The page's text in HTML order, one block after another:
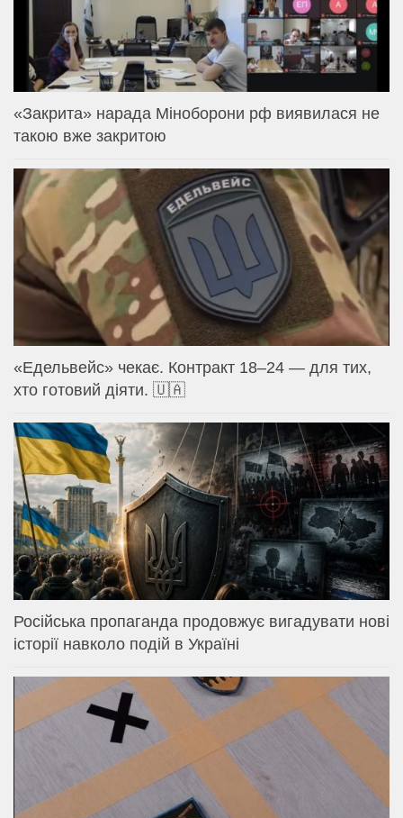
«Закрита» нарада Міноборони рф виявилася не
такою вже закритою
«Едельвейс» чекає. Контракт 18–24 — для тих,
хто готовий діяти. 🇺🇦
Російська пропаганда продовжує вигадувати нові
історії навколо подій в Україні